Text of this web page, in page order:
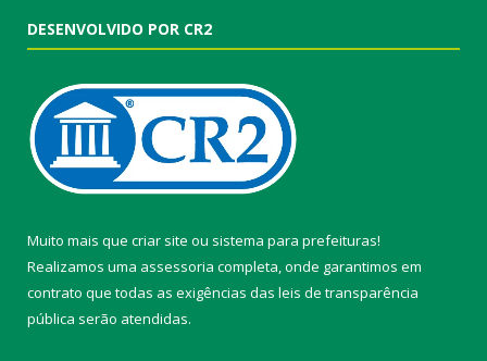
DESENVOLVIDO POR CR2
Muito mais que criar site ou sistema para prefeituras!
Realizamos uma assessoria completa, onde garantimos em
contrato que todas as exigências das leis de transparência
pública serão atendidas.